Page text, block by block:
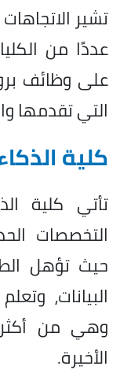
تشير
عددًا من
على وظائف
التي تقدمها
كلية
تأتي كلية
التخصصات
حيث تؤهل
البيانات،
وهي من أكثر
الأخيرة.